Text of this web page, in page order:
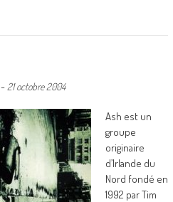
21 octobre 2004
Ash est un
groupe
originaire
d’Irlande du
Nord fondé en
1992 par Tim